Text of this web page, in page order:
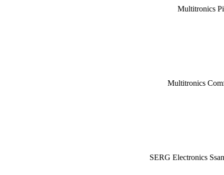
Multitronics
Multitronics
SERG Electronics